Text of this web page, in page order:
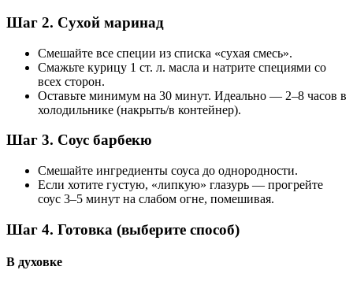
Шаг 2. Сухой маринад
Смешайте все специи из списка «сухая смесь».
Смажьте курицу 1 ст. л. масла и натрите специями со
всех сторон.
Оставьте минимум на 30 минут. Идеально — 2–8 часов в
холодильнике (накрыть/в контейнер).
Шаг 3. Соус барбекю
Смешайте ингредиенты соуса до однородности.
Если хотите густую, «липкую» глазурь — прогрейте
соус 3–5 минут на слабом огне, помешивая.
Шаг 4. Готовка (выберите способ)
В духовке